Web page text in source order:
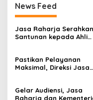
News Feed
Jasa Raharja Serahkan
Santunan kepada Ahli
Pastikan Pelayanan
Maksimal, Direksi Jasa
Sentosa II
Gelar Audiensi, Jasa
Raharja dan